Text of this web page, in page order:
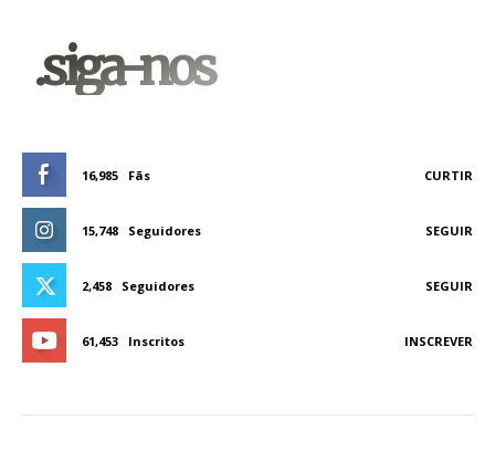
.siga-nos
16,985 Fãs CURTIR
15,748 Seguidores SEGUIR
2,458 Seguidores SEGUIR
61,453 Inscritos INSCREVER